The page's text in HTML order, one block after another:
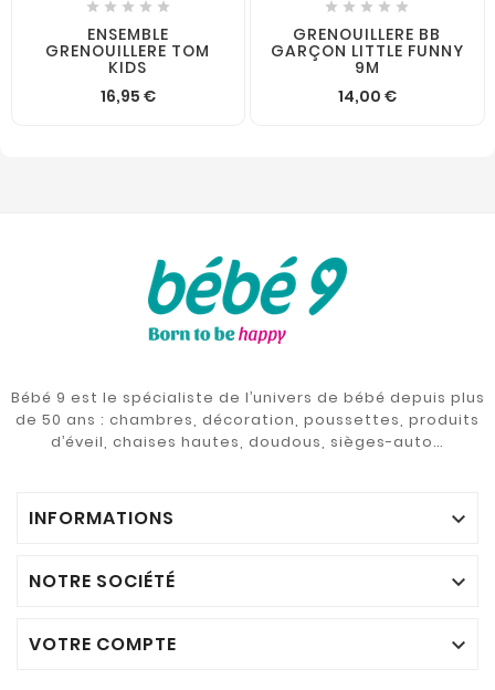
    
ENSEMBLE
GRENOUILLERE TOM
KIDS
16,95 €
    
GRENOUILLERE BB
GARÇON LITTLE FUNNY
9M
14,00 €
Bébé 9 est le spécialiste de l’univers de bébé depuis plus
de 50 ans : chambres, décoration, poussettes, produits
d’éveil, chaises hautes, doudous, sièges-auto…
INFORMATIONS 
NOTRE SOCIÉTÉ 
VOTRE COMPTE 